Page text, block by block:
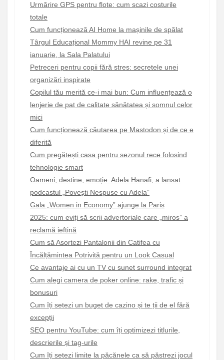
Urmărire GPS pentru flote: cum scazi costurile
totale
Cum funcționează AI Home la mașinile de spălat
Târgul Educațional Mommy HAI revine pe 31
ianuarie, la Sala Palatului
Petreceri pentru copii fără stres: secretele unei
organizări inspirate
Copilul tău merită ce-i mai bun: Cum influențează o
lenjerie de pat de calitate sănătatea și somnul celor
mici
Cum funcționează căutarea pe Mastodon și de ce e
diferită
Cum pregătești casa pentru sezonul rece folosind
tehnologie smart
Oameni, destine, emoție: Adela Hanafi, a lansat
podcastul „Povești Nespuse cu Adela”
Gala „Women in Economy” ajunge la Paris
2025: cum eviți să scrii advertoriale care „miros” a
reclamă ieftină
Cum să Asortezi Pantalonii din Catifea cu
Încălțămintea Potrivită pentru un Look Casual
Ce avantaje ai cu un TV cu sunet surround integrat
Cum alegi camera de poker online: rake, trafic și
bonusuri
Cum îți setezi un buget de cazino și te ții de el fără
excepții
SEO pentru YouTube: cum îți optimizezi titlurile,
descrierile și tag-urile
Cum îți setezi limite la păcănele ca să păstrezi jocul